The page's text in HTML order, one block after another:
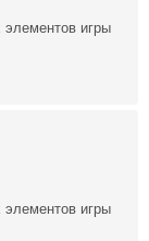
элементов игры
элементов игры